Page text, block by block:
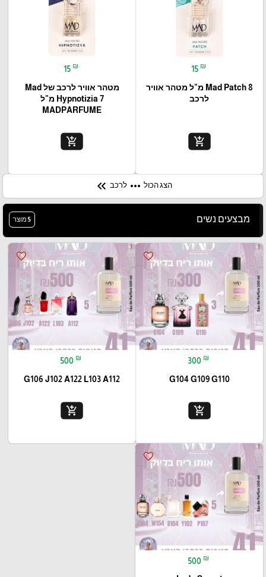
15 ₪
Mad Patch 8 מ"ל מטהר אוויר
לרכב
add_shopping_cart
15 ₪
מטהר אוויר לרכב של Mad
Hypnotizia 7 מ"ל
MADPARFUME
add_shopping_cart
הצג הכול more_horiz לרכב keyboard_double_arrow_left
מבצעים נשים 5 מוצר
favorite_border
300 ₪
G104 G109 G110
add_shopping_cart
favorite_border
500 ₪
G106 J102 A122 L103 A112
add_shopping_cart
favorite_border
500 ₪